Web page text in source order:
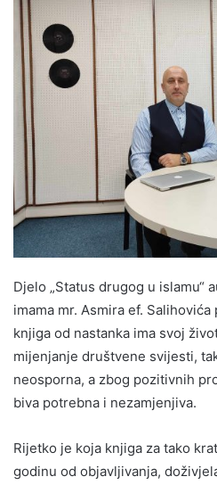
Djelo „Status drugog u islamu“
imama mr. Asmira ef.
knjiga od nastanka ima svoj
mijenjanje društvene svijesti,
neosporna, a zbog pozitivnih
biva potrebna i nezamjenjiva.
Rijetko je koja knjiga za tako
godinu od objavljivanja,